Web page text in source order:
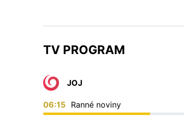
TV PROGRAM
JOJ
06:15 Ranné noviny